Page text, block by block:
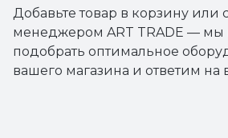
Добавьте товар в корзину или
менеджером ART TRADE —
подобрать оптимальное
вашего магазина и ответим на